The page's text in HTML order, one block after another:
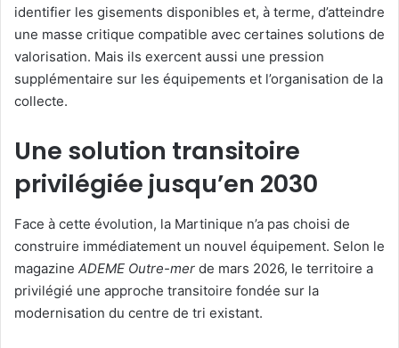
identifier les gisements disponibles et, à terme, d’atteindre
une masse critique compatible avec certaines solutions de
valorisation. Mais ils exercent aussi une pression
supplémentaire sur les équipements et l’organisation de la
collecte.
Une solution transitoire
privilégiée jusqu’en 2030
Face à cette évolution, la Martinique n’a pas choisi de
construire immédiatement un nouvel équipement. Selon le
magazine ADEME Outre-mer de mars 2026, le territoire a
privilégié une approche transitoire fondée sur la
modernisation du centre de tri existant.